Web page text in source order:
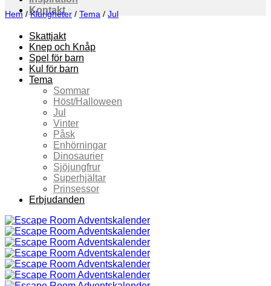
Kontakt
Hem / Klurigheter / Tema / Jul
Skattjakt
Knep och Knåp
Spel för barn
Kul för barn
Tema
Sommar
Höst/Halloween
Jul
Vinter
Påsk
Enhörningar
Dinosaurier
Sjöjungfrur
Superhjältar
Prinsessor
Erbjudanden